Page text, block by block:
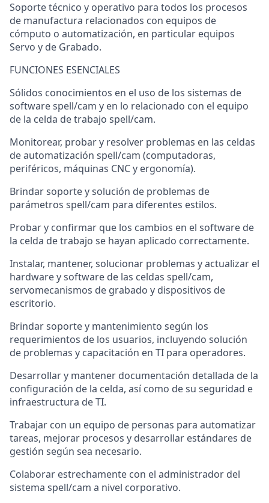
Soporte técnico y operativo para todos los procesos
de manufactura relacionados con equipos de
cómputo o automatización, en particular equipos
Servo y de Grabado.
FUNCIONES ESENCIALES
Sólidos conocimientos en el uso de los sistemas de
software spell/cam y en lo relacionado con el equipo
de la celda de trabajo spell/cam.
Monitorear, probar y resolver problemas en las celdas
de automatización spell/cam (computadoras,
periféricos, máquinas CNC y ergonomía).
Brindar soporte y solución de problemas de
parámetros spell/cam para diferentes estilos.
Probar y confirmar que los cambios en el software de
la celda de trabajo se hayan aplicado correctamente.
Instalar, mantener, solucionar problemas y actualizar el
hardware y software de las celdas spell/cam,
servomecanismos de grabado y dispositivos de
escritorio.
Brindar soporte y mantenimiento según los
requerimientos de los usuarios, incluyendo solución
de problemas y capacitación en TI para operadores.
Desarrollar y mantener documentación detallada de la
configuración de la celda, así como de su seguridad e
infraestructura de TI.
Trabajar con un equipo de personas para automatizar
tareas, mejorar procesos y desarrollar estándares de
gestión según sea necesario.
Colaborar estrechamente con el administrador del
sistema spell/cam a nivel corporativo.